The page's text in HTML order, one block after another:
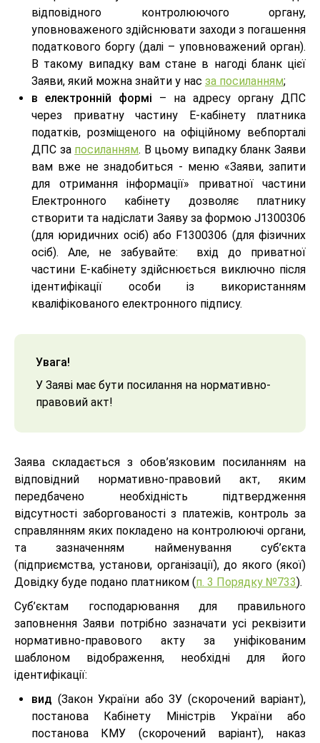
відповідного контролюючого органу,
уповноваженого здійснювати заходи з погашення
податкового боргу (далі – уповноважений орган).
В такому випадку вам стане в нагоді бланк цієї
Заяви, який можна знайти у нас за посиланням;
в електронній формі – на адресу органу ДПС
через приватну частину Е-кабінету платника
податків, розміщеного на офіційному вебпорталі
ДПС за посиланням. В цьому випадку бланк Заяви
вам вже не знадобиться - меню «Заяви, запити
для отримання інформації» приватної частини
Електронного кабінету дозволяє платнику
створити та надіслати Заяву за формою J1300306
(для юридичних осіб) або F1300306 (для фізичних
осіб). Але, не забувайте: вхід до приватної
частини Е-кабінету здійснюється виключно після
ідентифікації особи із використанням
кваліфікованого електронного підпису.
Увага!
У Заяві має бути посилання на нормативно-
правовий акт!
Заява складається з обов’язковим посиланням на
відповідний нормативно-правовий акт, яким
передбачено необхідність підтвердження
відсутності заборгованості з платежів, контроль за
справлянням яких покладено на контролюючі органи,
та зазначенням найменування суб’єкта
(підприємства, установи, організації), до якого (якої)
Довідку буде подано платником (п. 3 Порядку №733).
Суб’єктам господарювання для правильного
заповнення Заяви потрібно зазначати усі реквізити
нормативно-правового акту за уніфікованим
шаблоном відображення, необхідні для його
ідентифікації:
вид (Закон України або ЗУ (скорочений варіант),
постанова Кабінету Міністрів України або
постанова КМУ (скорочений варіант), наказ